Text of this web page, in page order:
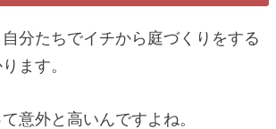
分たちでイチから庭づくりをする
ます。
意外と高いんですよね。